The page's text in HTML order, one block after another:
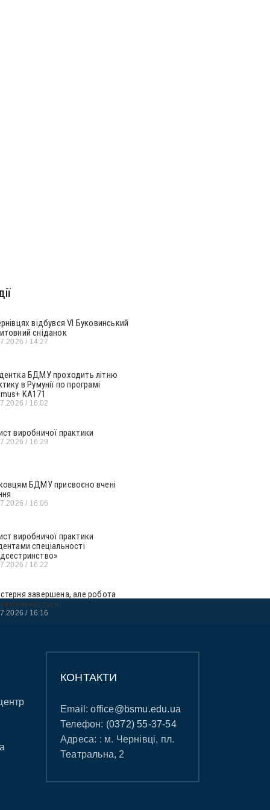
відбувся VI Буковинський
сніданок
14:27
БДМУ проходить літню
в Румунії по програмі
KA171
16:02
виробничої практики
16:29
БДМУ присвоєно вчені
16:06
виробничої практики
спеціальності
16:22
завершена, але робота
починається!
16:16
КОНТАКТИ
Email:office@bsmu.edu.ua
Телефон: (0372) 55-37-54
Адреса: : м. Чернівці, пл.
Театральна, 2